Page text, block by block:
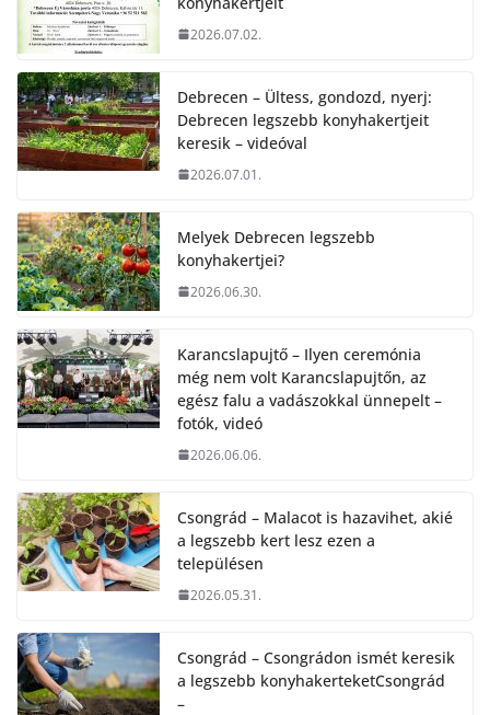
2026.07.02.
Debrecen – Ültess, gondozd, nyerj:
Debrecen legszebb konyhakertjeit
keresik – videóval
2026.07.01.
Melyek Debrecen legszebb
konyhakertjei?
2026.06.30.
Karancslapujtő – Ilyen ceremónia
még nem volt Karancslapujtőn, az
egész falu a vadászokkal ünnepelt –
fotók, videó
2026.06.06.
Csongrád – Malacot is hazavihet, akié
a legszebb kert lesz ezen a
településen
2026.05.31.
Csongrád – Csongrádon ismét keresik
a legszebb konyhakerteketCsongrád
–